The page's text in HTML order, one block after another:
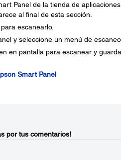
Panel de la tienda de
al final de esta sección.
escanearlo.
y seleccione un menú de
en pantalla para escanear y
Smart Panel
por tus comentarios!